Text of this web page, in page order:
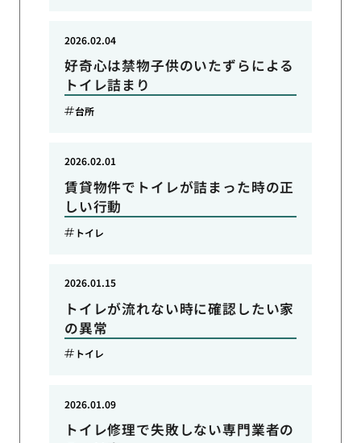
好奇心は禁物子供のいたずらによる
トイレ詰まり
2026.02.04
台所
賃貸物件でトイレが詰まった時の正
しい行動
2026.02.01
トイレ
トイレが流れない時に確認したい家
の異常
2026.01.15
トイレ
トイレ修理で失敗しない専門業者の
2026.01.09